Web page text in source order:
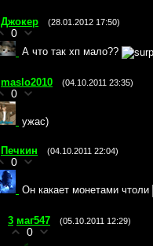
Джокер (28.01.2012 17:50)
0
А что так хп мало??
maslo2010 (04.10.2011 23:35)
0
ужас)
Печкин (04.10.2011 22:04)
0
Он какает монетами чтоли
3 маг547 (05.10.2011 12:29)
0